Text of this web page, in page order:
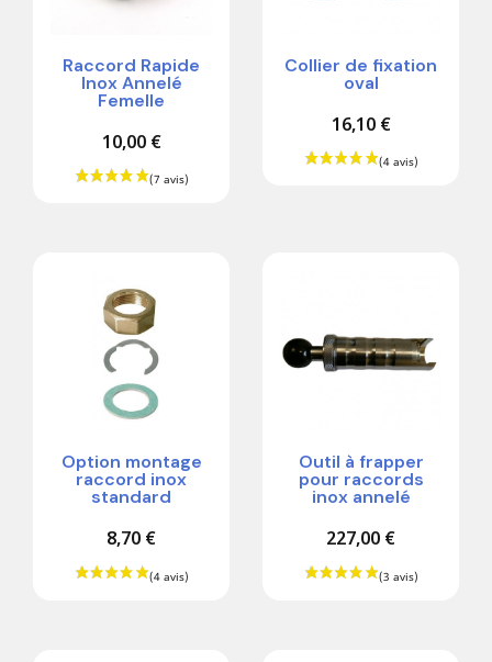
Raccord Rapide
Inox Annelé
Femelle
10,00 €
Collier de fixation
oval
16,10 €
Option montage
raccord inox
standard
8,70 €
Outil à frapper
pour raccords
inox annelé
227,00 €